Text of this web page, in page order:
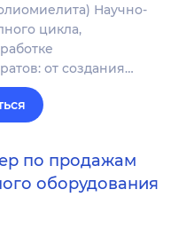
Научно-
цикла,
от создания…
по продажам
оборудования